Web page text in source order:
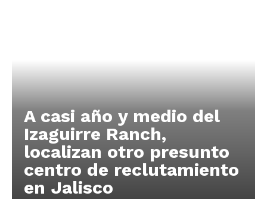
A casi año y medio del
Izaguirre Ranch,
localizan otro presunto
centro de reclutamiento
en Jalisco